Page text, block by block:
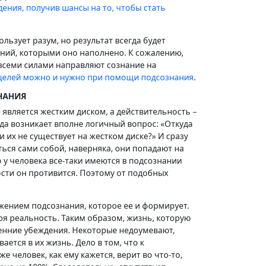
получив шансы на то, чтобы стать
разум, но результат всегда будет
которыми оно наполнено. К сожалению,
силами направляют сознание на
можно и нужно при помощи подсознания.
жестким диском, а действительность –
возникает вполне логичный вопрос: «Откуда
не существует на жестком диске?» И сразу
сами собой, наверняка, они попадают на
человека все-таки имеются в подсознании
он противится. Поэтому от подобных
подсознания, которое ее и формирует.
реальность. Таким образом, жизнь, которую
убеждения. Некоторые недоумевают,
в их жизнь. Дело в том, что к
человек, как ему кажется, верит во что-то,